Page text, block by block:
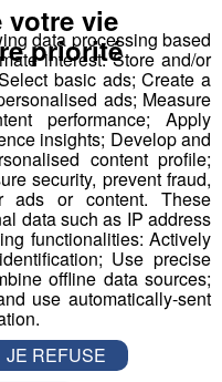
a vous de faire le
pour repartir avec vos
dans la région !
la journée pour
jour à 8h45 et 17h45.
24 09
vos entrées pour vous
pourWALIBI RHONE
Verticalp Émosson,
data processing based
interest: Store and/or
basic ads; Create a
ads; Measure
performance; Apply
insights; Develop and
content profile;
security, prevent fraud,
ads or content. These
data such as IP address
functionalities: Actively
Use precise
offline data sources;
use automatically-sent
votre vie
priorité
JE REFUSE